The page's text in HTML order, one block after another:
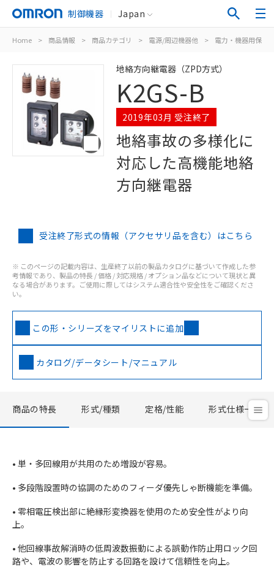
制御機器 Japan
Home > 商品情報 > 商品カテゴリ > 電源/周辺機器他 > 電力・機器用保護
地絡方向継電器（ZPD方式）
K2GS-B
2019年03月 受注終了
地絡事故の多様化に
対応した高機能地絡
方向継電器
受注終了形式の情報（アクセサリ品を含む）はこちら
※ このページの記載内容は、生産終了以前の製品カタログに基づいて作成した参
考情報であり、製品の特長 / 価格 / 対応規格 / オプション品などについて現状と異
なる場合があります。ご使用に際してはシステム適合性や安全性をご確認くださ
い。
この形・シリーズをマイリストに追加
カタログ/データシート/マニュアル
商品の特長 形式/種類 定格/性能 形式仕様一覧
• 単・多回線用が共用のため増設が容易。
• 多段階設置時の協調のためのフィーダ優先しゃ断機能を準備。
• 零相電圧検出部に絶縁形変換器を使用のため安全性がより向
上。
• 他回線事故解消時の低周波数振動による誤動作防止用ロック回
路や、電波の影響を防止する回路を設けて信頼性を向上。